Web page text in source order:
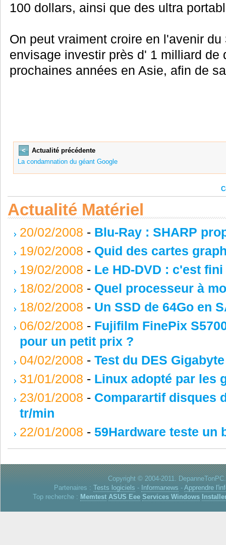
100 dollars, ainsi que des ultra
On peut vraiment croire en l'avenir du
envisage investir près d' 1 milliard de
prochaines années en Asie, afin de
<
Actualité précédente
La condamnation du géant Google
Actualité Matériel
20/02/2008 - Blu-Ray : SHARP
19/02/2008 - Quid des cartes
19/02/2008 - Le HD-DVD : c'est fini
18/02/2008 - Quel processeur à
18/02/2008 - Un SSD de 64Go en
06/02/2008 - Fujifilm FinePix
pour un petit prix ?
04/02/2008 - Test du DES Gigabyte
31/01/2008 - Linux adopté par les
23/01/2008 - Comparartif disques
tr/min
22/01/2008 - 59Hardware teste un
Copyright © 2004-2011.
Partenaires : Tests logiciels - Informanews - Apprendre
Top recherche : Memtest ASUS Eee Services Windows